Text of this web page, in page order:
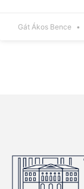
Gát Ákos Bence